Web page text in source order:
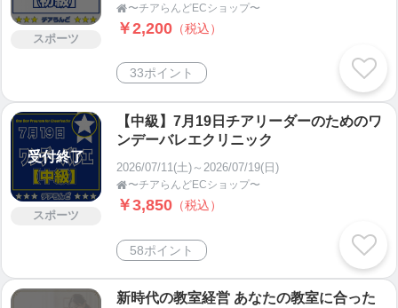
スポーツ
〜チアらんどECショップ〜
￥2,200 （税込）
33ポイント
受付終了
スポーツ
【中級】7月19日チアリーダーのためのワ
ンデーバレエクリニック
2026/07/11(土)～2026/07/19(日)
〜チアらんどECショップ〜
￥3,850 （税込）
58ポイント
新時代の教室経営 あなたの教室に合った